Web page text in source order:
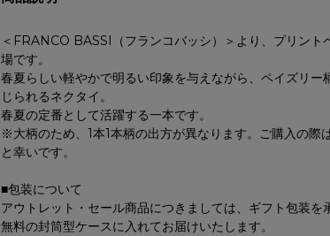
＜FRANCO BASSI（フランコバッシ）＞より、プリント
場です。
春夏らしい軽やかで明るい印象を与えながら、ペイズリー
じられるネクタイ。
春夏の定番として活躍する一本です。
※大柄のため、1本1本柄の出方が異なります。ご購入の際
と幸いです。
■包装について
アウトレット・セール商品につきましては、ギフト包装を
無料の封筒型ケースに入れてお届けいたします。